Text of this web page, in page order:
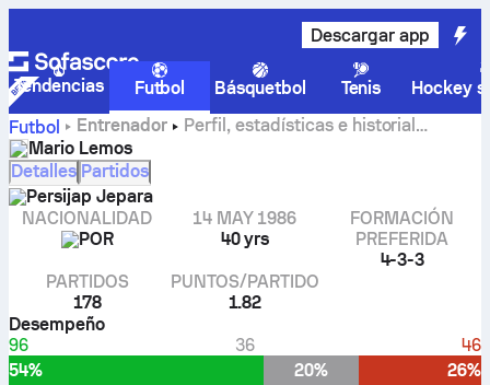
Descargar app
Tendencias Futbol Básquetbol Tenis
Hockey
Futbol
Entrenador
Perfil, estadísticas e historial
profesional de Mario Lemos
Mario Lemos
Detalles Partidos
Persijap Jepara
NACIONALIDAD
POR
14 MAY 1986
40 yrs
FORMACIÓN
PREFERIDA
4-3-3
PARTIDOS
178
PUNTOS/PARTIDO
1.82
Desempeño
96
36
46
54%
20%
26%